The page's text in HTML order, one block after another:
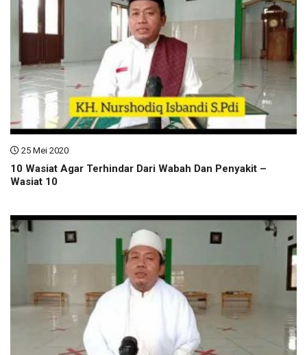
25 Mei 2020
10 Wasiat Agar Terhindar Dari Wabah Dan Penyakit –
Wasiat 10